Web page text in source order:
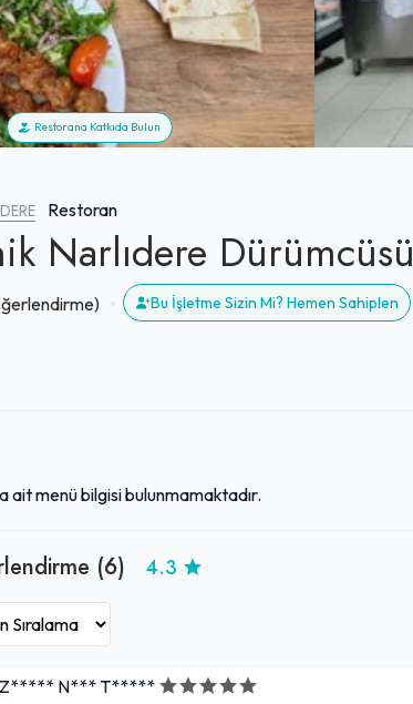
Restorana Katkıda Bulun
Restoran
Narlıdere Dürümcüsü
Bu İşletme Sizin Mi? Hemen Sahiplen
ait menü bilgisi bulunmamaktadır.
(6) 4.3
Z***** N*** T*****